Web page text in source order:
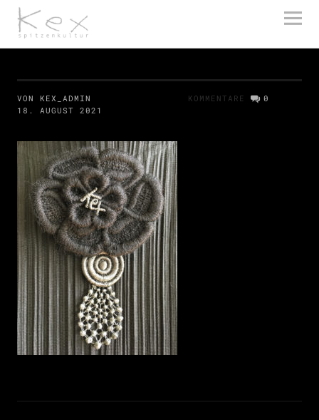
kex spitzenkultur
VON KEX_ADMIN
18. AUGUST 2021
KOMMENTARE 0